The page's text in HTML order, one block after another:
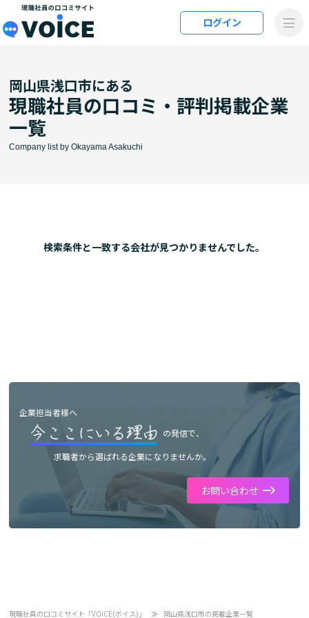
メインコンテンツにスキップ
ログイン
岡山県浅口市にある
現職社員の口コミ・評判掲載企業
一覧
Company list by Okayama Asakuchi
検索条件と⼀致する会社が⾒つかりませんでした。
企業担当者様へ
の発信で、
求職者から選ばれる企業になりませんか。
お問い合わせ
現職社員の口コミサイト「VOiCE(ボイス)」 岡山県浅口市の掲載企業一覧